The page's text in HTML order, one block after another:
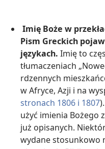
Imię Boże w
Pism Greckich
językach. Imię to
tłumaczeniach
rdzennych
w Afryce, Azji i na
stronach 1806 i 1807
użyć imienia Bożego
już opisanych.
wydane stosunkowo